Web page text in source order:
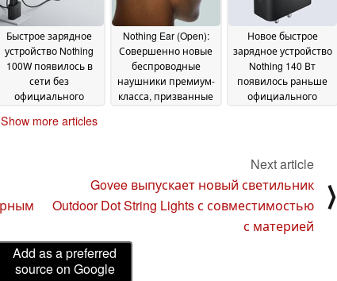
Быстрое зарядное
устройство Nothing
100W появилось в
сети без
официального
Nothing Ear (Open):
Совершенно новые
беспроводные
наушники премиум-
класса, призванные
Новое быстрое
зарядное устройство
Nothing 140 Вт
появилось раньше
официального
Show more articles
Next article
Govee выпускает новый светильник
Outdoor Dot String Lights с совместимостью
с материей
⟩
Add as a preferred
source on Google